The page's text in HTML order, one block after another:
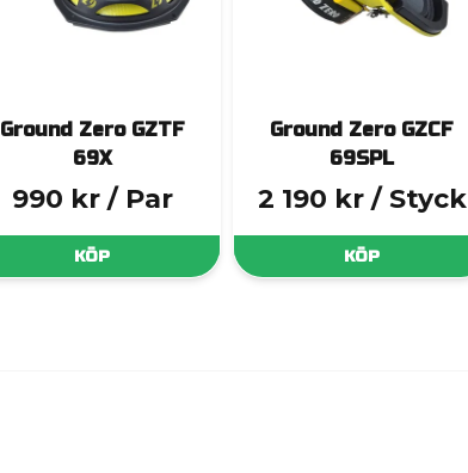
Ground Zero GZTF
69X
990 kr / Par
KÖP
Ground Zero GZCF
69SPL
2 190 kr / Styck
KÖP